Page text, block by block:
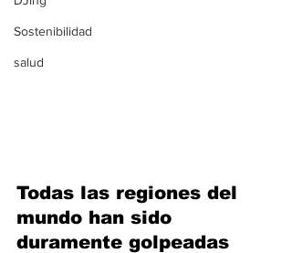
Sostenibilidad
salud
Todas las regiones del
mundo han sido
duramente golpeadas